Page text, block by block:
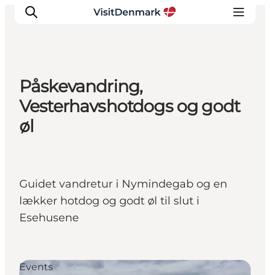
Inspiration
Resmål
Aktiviteter
Påskevandring,
Vesterhavshotdogs og godt
øl
Guidet vandretur i Nymindegab og en
lækker hotdog og godt øl til slut i
Esehusene
Events